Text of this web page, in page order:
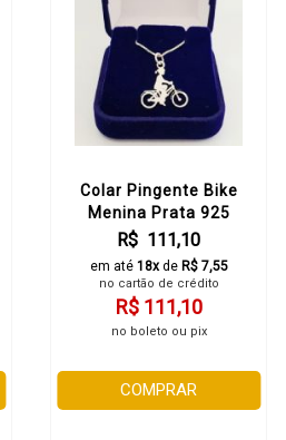
Colar Pingente Bike
Menina Prata 925
R$ 111,10
em até 18xde R$ 7,55
no cartão de crédito
R$ 111,10
no boleto ou pix
COMPRAR